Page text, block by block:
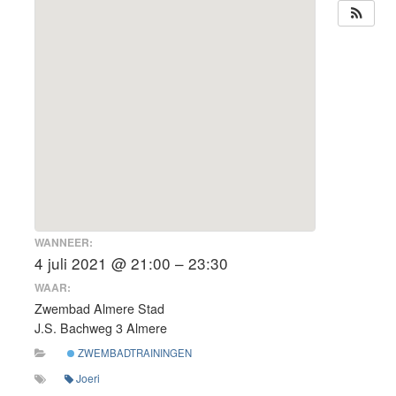
WANNEER:
4 juli 2021 @ 21:00 – 23:30
WAAR:
Zwembad Almere Stad
J.S. Bachweg 3 Almere
ZWEMBADTRAININGEN
Joeri